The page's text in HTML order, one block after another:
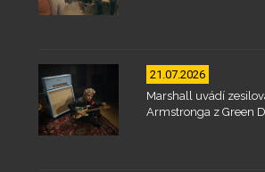
21.07.2026
Marshall uvádí
Armstronga z Green